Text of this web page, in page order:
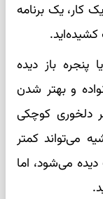
کار، یک برنامه
پنجره باز دیده
و بهتر شدن
دلخوری کوچکی
می‌تواند کمتر
می‌شود، اما